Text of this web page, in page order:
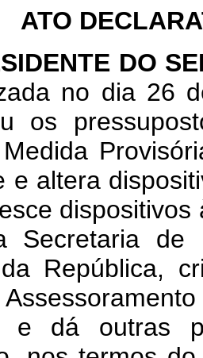
ATO
DO
no dia 26
os
e altera
Secretaria de
República,
e dá outras